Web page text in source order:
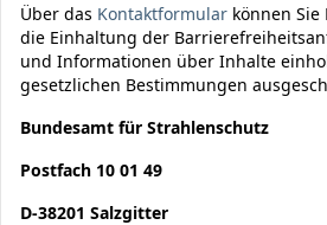
Über das Kontaktformular können
die Einhaltung der
und Informationen über Inhalte
gesetzlichen Bestimmungen
Bundesamt für Strahlenschutz
Postfach 10 01 49
D-38201 Salzgitter